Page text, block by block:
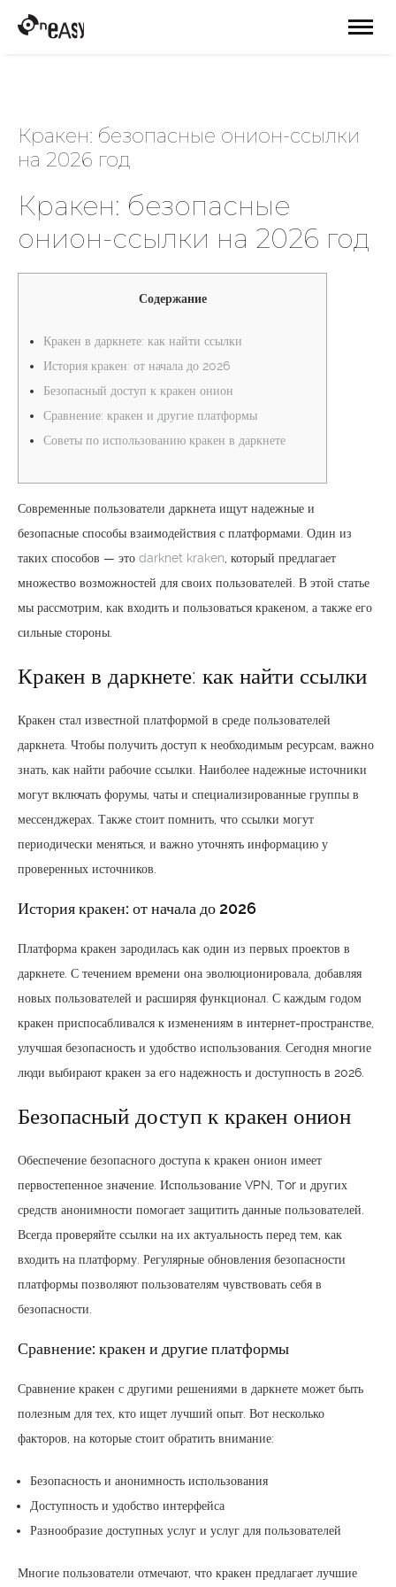
Кракен: безопасные онион-ссылки
на 2026 год
Кракен: безопасные
онион-ссылки на 2026 год
Содержание
Кракен в даркнете: как найти ссылки
История кракен: от начала до 2026
Безопасный доступ к кракен онион
Сравнение: кракен и другие платформы
Советы по использованию кракен в даркнете
Современные пользователи даркнета ищут надежные и
безопасные способы взаимодействия с платформами. Один из
таких способов — это darknet kraken , который предлагает
множество возможностей для своих пользователей. В этой статье
мы рассмотрим, как входить и пользоваться кракеном, а также его
сильные стороны.
Кракен в даркнете: как найти ссылки
Кракен стал известной платформой в среде пользователей
даркнета. Чтобы получить доступ к необходимым ресурсам, важно
знать, как найти рабочие ссылки. Наиболее надежные источники
могут включать форумы, чаты и специализированные группы в
мессенджерах. Также стоит помнить, что ссылки могут
периодически меняться, и важно уточнять информацию у
проверенных источников.
История кракен: от начала до 2026
Платформа кракен зародилась как один из первых проектов в
даркнете. С течением времени она эволюционировала, добавляя
новых пользователей и расширяя функционал. С каждым годом
кракен приспосабливался к изменениям в интернет-пространстве,
улучшая безопасность и удобство использования. Сегодня многие
люди выбирают кракен за его надежность и доступность в 2026.
Безопасный доступ к кракен онион
Обеспечение безопасного доступа к кракен онион имеет
первостепенное значение. Использование VPN, Tor и других
средств анонимности помогает защитить данные пользователей.
Всегда проверяйте ссылки на их актуальность перед тем, как
входить на платформу. Регулярные обновления безопасности
платформы позволяют пользователям чувствовать себя в
безопасности.
Сравнение: кракен и другие платформы
Сравнение кракен с другими решениями в даркнете может быть
полезным для тех, кто ищет лучший опыт. Вот несколько
факторов, на которые стоит обратить внимание:
Безопасность и анонимность использования
Доступность и удобство интерфейса
Разнообразие доступных услуг и услуг для пользователей
Многие пользователи отмечают, что кракен предлагает лучшие